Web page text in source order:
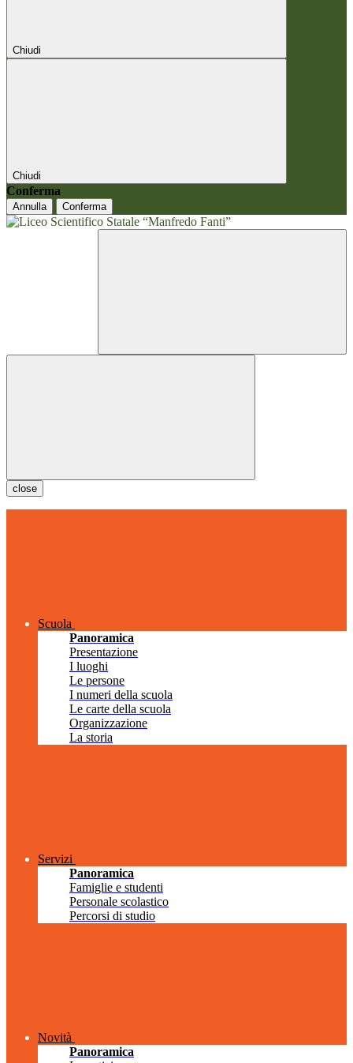
Chiudi
Chiudi
Conferma
Annulla Conferma
close
Scuola
Panoramica
Presentazione
I luoghi
Le persone
I numeri della scuola
Le carte della scuola
Organizzazione
La storia
Servizi
Panoramica
Famiglie e studenti
Personale scolastico
Percorsi di studio
Novità
Panoramica